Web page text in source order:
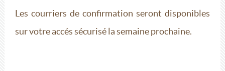
Les courriers de confirmation seront disponibles
sur votre accés sécurisé la semaine prochaine.